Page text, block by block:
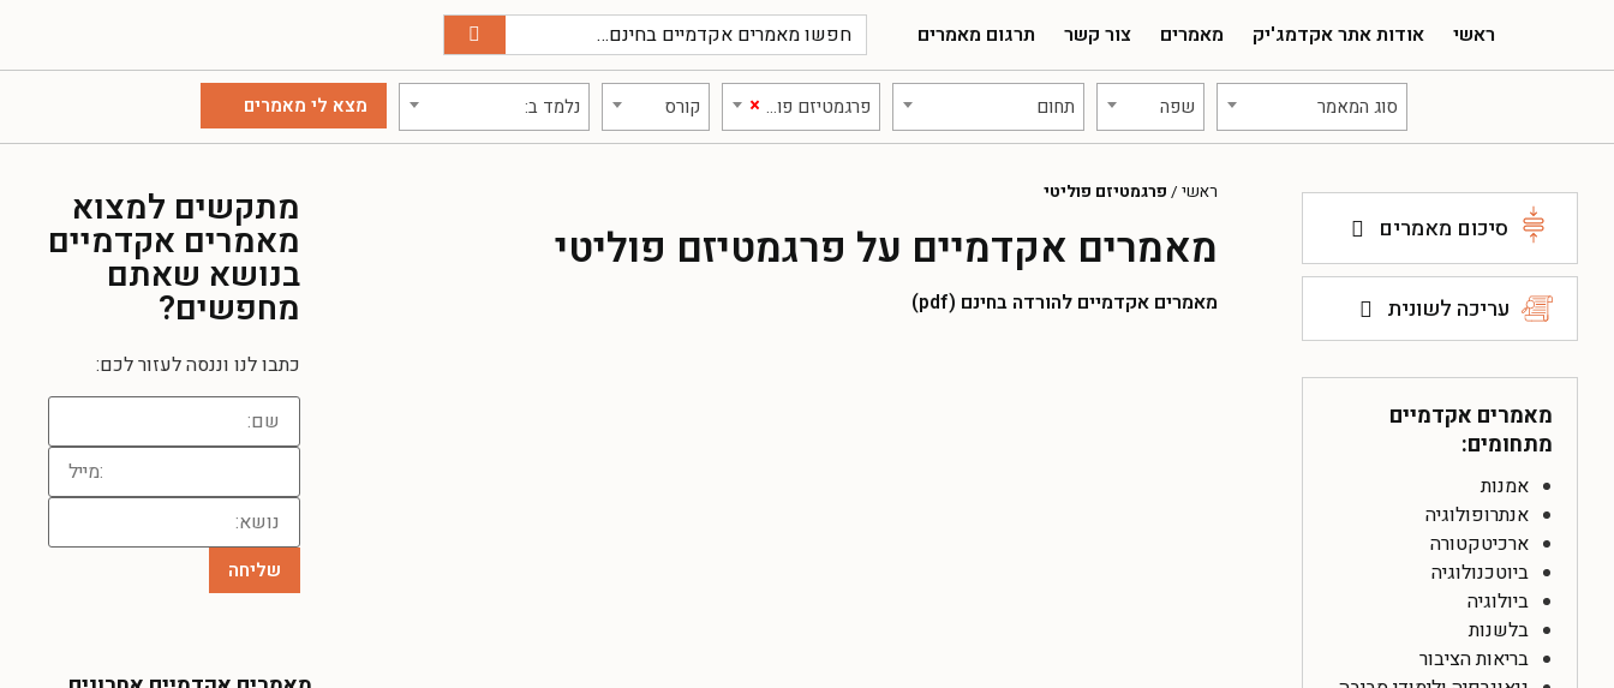
ראשי אודות אתר אקדמג'יק מאמרים צור קשר תרגום מאמרים
סוג המאמר שפה תחום × פרגמטיזם פוליטי קורס נלמד ב:
סיכום מאמרים
עריכה לשונית
מאמרים אקדמיים
מתחומים:
אמנות
אנתרופולוגיה
ארכיטקטורה
ביוטכנולוגיה
ביולוגיה
בלשנות
בריאות הציבור
ראשי / פרגמטיזם פוליטי
מאמרים אקדמיים על פרגמטיזם פוליטי
מאמרים אקדמיים להורדה בחינם (pdf)
מתקשים למצוא
מאמרים אקדמיים
בנושא שאתם
מחפשים?
כתבו לנו וננסה לעזור לכם: